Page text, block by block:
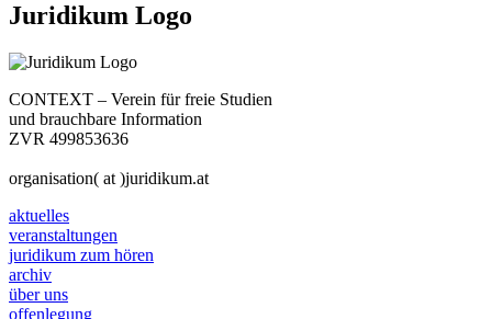
Juridikum Logo
CONTEXT – Verein für freie Studien
und brauchbare Information
ZVR 499853636
organisation( at )juridikum.at
aktuelles
veranstaltungen
juridikum zum hören
archiv
über uns
offenlegung